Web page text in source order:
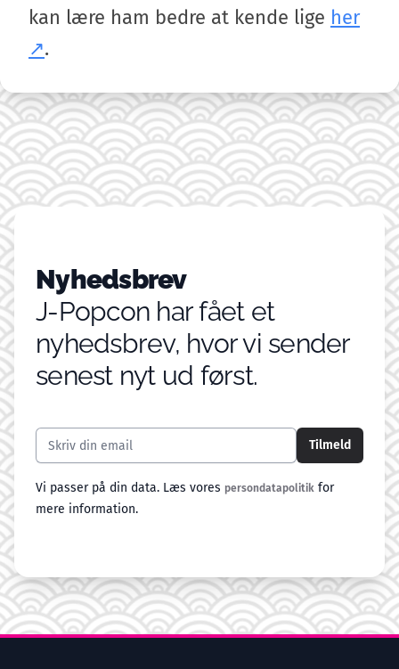
kan lære ham bedre at kende lige her
.
Nyhedsbrev
J-Popcon har fået et
nyhedsbrev, hvor vi sender
senest nyt ud først.
Email addresse
Tilmeld
Vi passer på din data. Læs vores persondatapolitik for
mere information.